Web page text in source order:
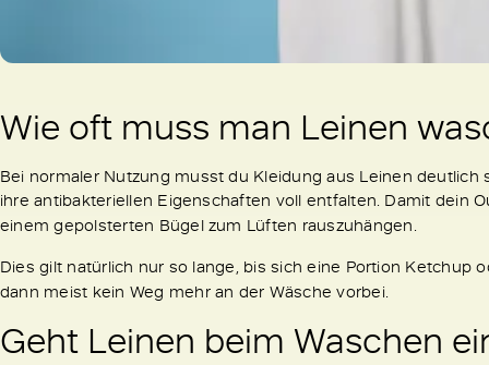
Wie oft muss man Leinen
Bei normaler Nutzung musst du Kleidung aus Leinen
ihre antibakteriellen Eigenschaften voll entfalten. Damit dein
einem gepolsterten Bügel zum Lüften rauszuhängen.
Dies gilt natürlich nur so lange, bis sich eine Portion Ketchup
dann meist kein Weg mehr an der Wäsche vorbei.
Geht Leinen beim Waschen